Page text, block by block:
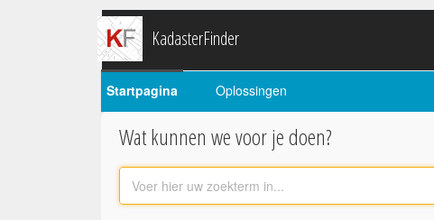
KadasterFinder
Startpagina Oplossingen
Wat kunnen we voor je doen?